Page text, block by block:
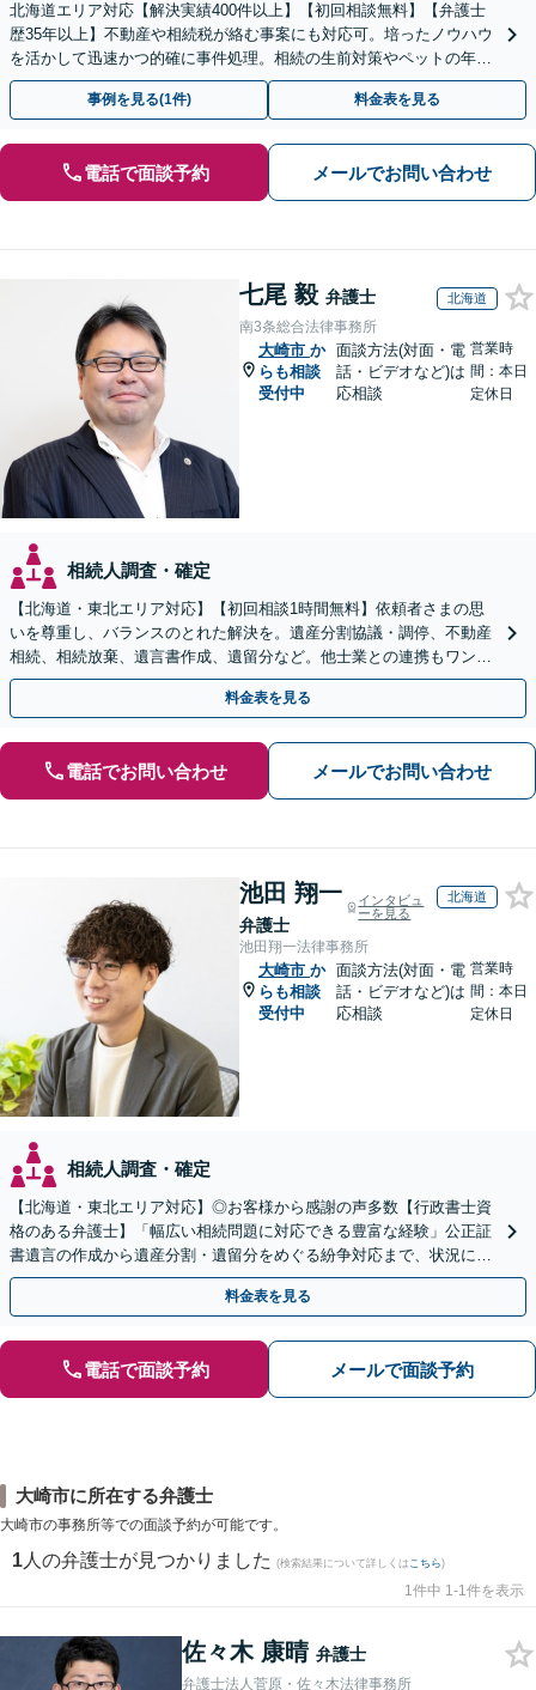
北海道エリア対応【解決実績400件以上】【初回相談無料】【弁護士
歴35年以上】不動産や相続税が絡む事案にも対応可。培ったノウハウ
を活かして迅速かつ的確に事件処理。相続の生前対策やペットの年金
システムもお任せ【完全個室】【自衛隊前駅8分】
事例を見る(1件) 料金表を見る
電話で面談予約 メールでお問い合わせ
七尾 毅 弁護士 北海道
南3条総合法律事務所
大崎市 か
らも相談
受付中
面談方法(対面・電
話・ビデオなど)は
応相談
営業時
間：本日
定休日
相続人調査・確定
【北海道・東北エリア対応】【初回相談1時間無料】依頼者さまの思
いを尊重し、バランスのとれた解決を。遺産分割協議・調停、不動産
相続、相続放棄、遺言書作成、遺留分など。他士業との連携もワンス
トップで対応します【休日・夜間面談OK】
料金表を見る
電話でお問い合わせ メールでお問い合わせ
池田 翔一
弁護士
インタビュ
ーを見る
北海道
池田翔一法律事務所
大崎市 か
らも相談
受付中
面談方法(対面・電
話・ビデオなど)は
応相談
営業時
間：本日
定休日
相続人調査・確定
【北海道・東北エリア対応】◎お客様から感謝の声多数【行政書士資
格のある弁護士】「幅広い相続問題に対応できる豊富な経験」公正証
書遺言の作成から遺産分割・遺留分をめぐる紛争対応まで、状況に応
じた最適な方法をご提案します【夜間相談可】
料金表を見る
電話で面談予約 メールで面談予約
大崎市に所在する弁護士
大崎市の事務所等での面談予約が可能です。
1 人の弁護士が見つかりました (検索結果について詳しくは こちら)
1件中 1-1件を表示
佐々木 康晴 弁護士
弁護士法人菅原・佐々木法律事務所